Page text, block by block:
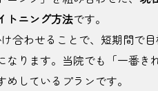
トニング方法です。
合わせることで、短期間で
ります。当院でも「一番き
しているプランです。